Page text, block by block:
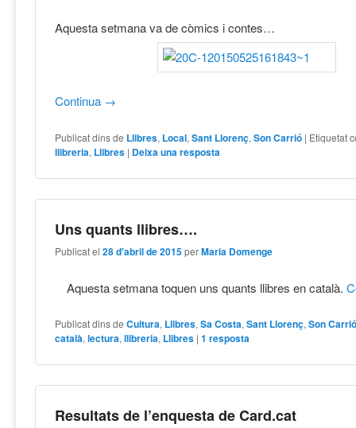
Aquesta setmana va de còmics i contes…
Continua →
Publicat dins de Llibres, Local,Sant Llorenç,Son Carrió | Etiquetat
llibreria, Llibres | Deixa una resposta
Uns quants llibres….
Publicat el28 d'abril de 2015 perMaria Domenge
Aquesta setmana toquen uns quants llibres en català.
Publicat dins de Cultura, Llibres,Sa Costa,Sant Llorenç,Son
català,lectura,llibreria, Llibres |1 resposta
Resultats de l’enquesta de Card.cat